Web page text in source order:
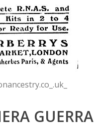
GUERRA